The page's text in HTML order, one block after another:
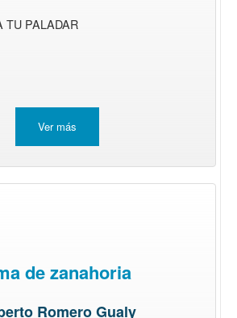
TU PALADAR
Ver más
de zanahoria
Romero Gualy